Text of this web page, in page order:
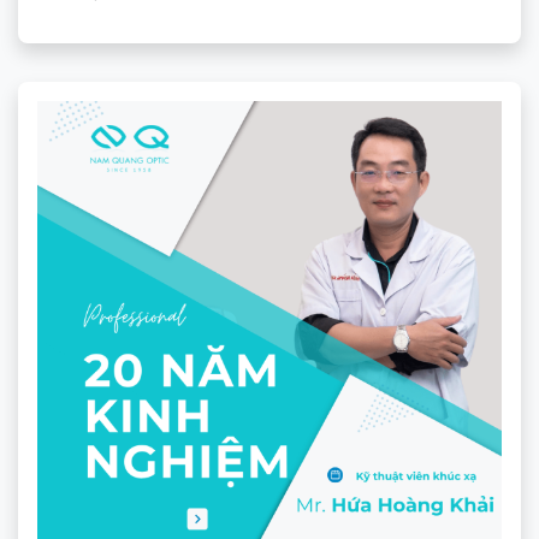
Gọng Kính Challiol 60080
★★★★★
360.000 ₫